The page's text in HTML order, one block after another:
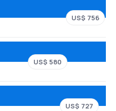
US$ 756
US$ 580
US$ 727